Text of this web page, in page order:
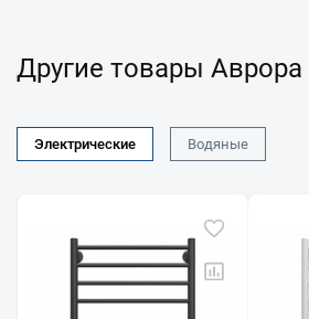
Другие товары Аврора
Электрические Водяные